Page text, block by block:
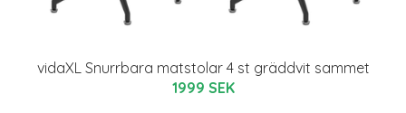
vidaXL Snurrbara matstolar 4 st gräddvit sammet
1999 SEK